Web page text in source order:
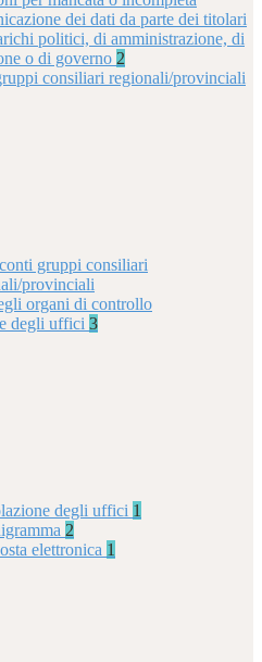
dei dati da parte dei titolari
politici, di amministrazione, di
o di governo 2
consiliari regionali/provinciali
gruppi consiliari
provinciali
organi di controllo
degli uffici 3
degli uffici 1
2
elettronica 1